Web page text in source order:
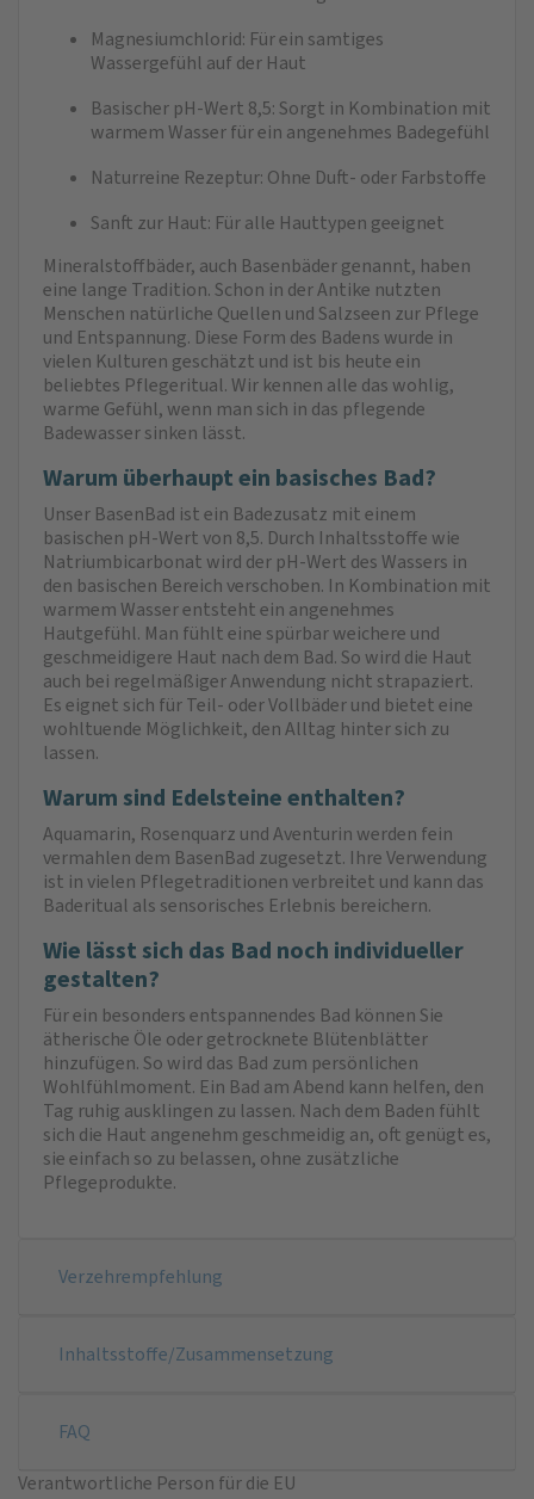
Magnesiumchlorid: Für ein samtiges
Wassergefühl auf der Haut
Basischer pH-Wert 8,5: Sorgt in Kombination mit
warmem Wasser für ein angenehmes Badegefühl
Naturreine Rezeptur: Ohne Duft- oder Farbstoffe
Sanft zur Haut: Für alle Hauttypen geeignet
Mineralstoffbäder, auch Basenbäder genannt, haben
eine lange Tradition. Schon in der Antike nutzten
Menschen natürliche Quellen und Salzseen zur Pflege
und Entspannung. Diese Form des Badens wurde in
vielen Kulturen geschätzt und ist bis heute ein
beliebtes Pflegeritual. Wir kennen alle das wohlig,
warme Gefühl, wenn man sich in das pflegende
Badewasser sinken lässt.
Warum überhaupt ein basisches Bad?
Unser BasenBad ist ein Badezusatz mit einem
basischen pH-Wert von 8,5. Durch Inhaltsstoffe wie
Natriumbicarbonat wird der pH-Wert des Wassers in
den basischen Bereich verschoben. In Kombination mit
warmem Wasser entsteht ein angenehmes
Hautgefühl. Man fühlt eine spürbar weichere und
geschmeidigere Haut nach dem Bad. So wird die Haut
auch bei regelmäßiger Anwendung nicht strapaziert.
Es eignet sich für Teil- oder Vollbäder und bietet eine
wohltuende Möglichkeit, den Alltag hinter sich zu
lassen.
Warum sind Edelsteine enthalten?
Aquamarin, Rosenquarz und Aventurin werden fein
vermahlen dem BasenBad zugesetzt. Ihre Verwendung
ist in vielen Pflegetraditionen verbreitet und kann das
Baderitual als sensorisches Erlebnis bereichern.
Wie lässt sich das Bad noch individueller
gestalten?
Für ein besonders entspannendes Bad können Sie
ätherische Öle oder getrocknete Blütenblätter
hinzufügen. So wird das Bad zum persönlichen
Wohlfühlmoment. Ein Bad am Abend kann helfen, den
Tag ruhig ausklingen zu lassen. Nach dem Baden fühlt
sich die Haut angenehm geschmeidig an, oft genügt es,
sie einfach so zu belassen, ohne zusätzliche
Pflegeprodukte.
Verzehrempfehlung
Inhaltsstoffe/Zusammensetzung
FAQ
Verantwortliche Person für die EU